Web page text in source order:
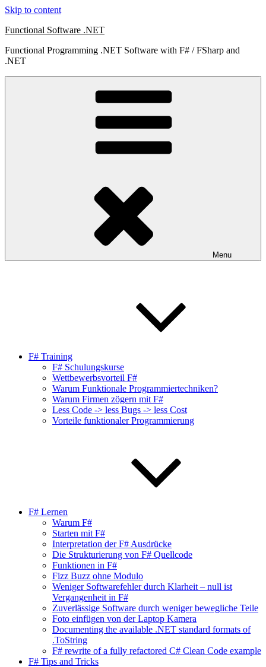
Skip to content
Functional Software .NET
Functional Programming .NET Software with F# / FSharp and
.NET
Menu
F# Training
F# Schulungskurse
Wettbewerbsvorteil F#
Warum Funktionale Programmiertechniken?
Warum Firmen zögern mit F#
Less Code -> less Bugs -> less Cost
Vorteile funktionaler Programmierung
F# Lernen
Warum F#
Starten mit F#
Interpretation der F# Ausdrücke
Die Strukturierung von F# Quellcode
Funktionen in F#
Fizz Buzz ohne Modulo
Weniger Softwarefehler durch Klarheit – null ist
Vergangenheit in F#
Zuverlässige Software durch weniger bewegliche Teile
Foto einfügen von der Laptop Kamera
Documenting the available .NET standard formats of
.ToString
F# rewrite of a fully refactored C# Clean Code example
F# Tips and Tricks